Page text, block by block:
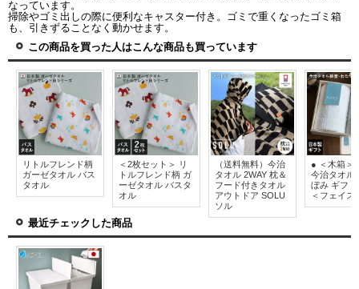
なっています。
掃除やゴミ出しの際に便利なキャスター付き。ゴミで重くなったゴミ箱
も、引きずることなく動かせます。
この商品を買った人はこんな商品も買っています
リトルフレンド柄
ガーゼタオル バス
タオル
＜2枚セット＞ リ
トルフレンド柄 ガ
ーゼタオル バスタ
オル
（送料無料）今治
タオル 2WAY 枕＆
フード付きタオル
アウトドア SOLU
ソル
● ＜木箱＞
今治タオル
ぼみ ギフ
＜フェイス
最近チェックした商品